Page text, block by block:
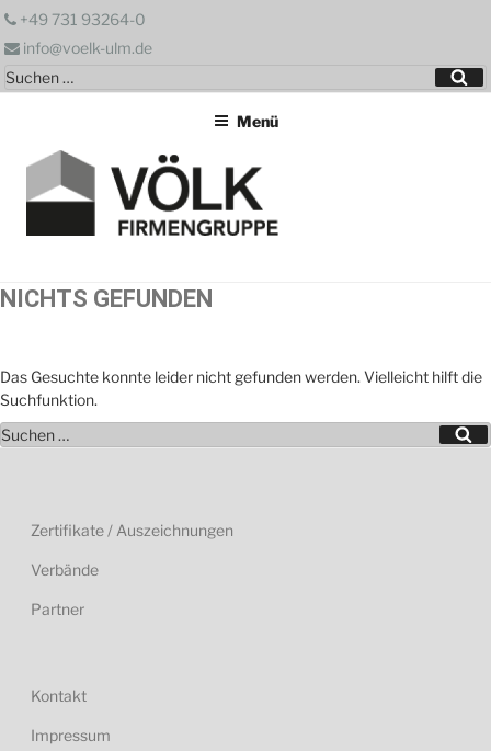
Zum
springen
+49 731 93264-0
info@voelk-ulm.de
Suchen
nach:
Menü
NICHTS GEFUNDEN
Das Gesuchte konnte leider nicht gefunden werden. Vielleicht hilft die
Suchfunktion.
Suchen
Zertifikate / Auszeichnungen
Verbände
Partner
Kontakt
Impressum